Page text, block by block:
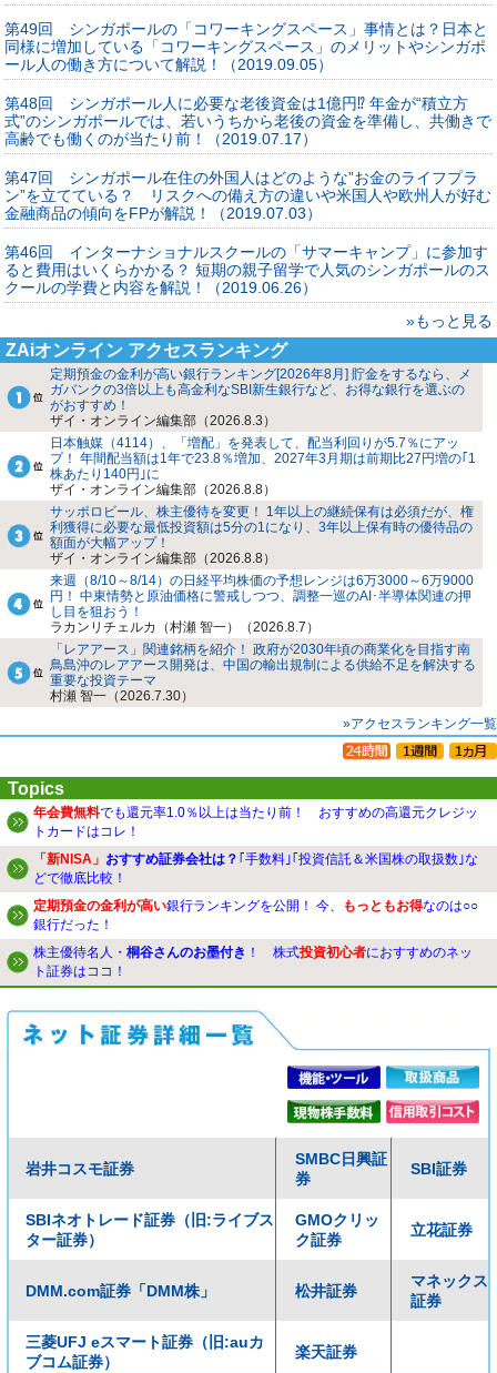
第49回 シンガポールの「コワーキングスペース」事情とは？日本と
同様に増加している「コワーキングスペース」のメリットやシンガポ
ール人の働き方について解説！（2019.09.05）
第48回 シンガポール人に必要な老後資金は1億円⁉ 年金が“積立方
式”のシンガポールでは、若いうちから老後の資金を準備し、共働きで
高齢でも働くのが当たり前！（2019.07.17）
第47回 シンガポール在住の外国人はどのような”お金のライフプラ
ン”を立てている？ リスクへの備え方の違いや米国人や欧州人が好む
金融商品の傾向をFPが解説！（2019.07.03）
第46回 インターナショナルスクールの「サマーキャンプ」に参加す
ると費用はいくらかかる？ 短期の親子留学で人気のシンガポールのス
クールの学費と内容を解説！（2019.06.26）
»もっと見る
ZAiオンライン アクセスランキング
定期預金の金利が高い銀行ランキング[2026年8月] 貯金をするなら、メ
ガバンクの3倍以上も高金利なSBI新生銀行など、お得な銀行を選ぶの
がおすすめ！
ザイ・オンライン編集部（2026.8.3）
日本触媒（4114）、「増配」を発表して、配当利回りが5.7％にアッ
プ！ 年間配当額は1年で23.8％増加、2027年3月期は前期比27円増の｢1
株あたり140円｣に
ザイ・オンライン編集部（2026.8.8）
サッポロビール、株主優待を変更！ 1年以上の継続保有は必須だが、権
利獲得に必要な最低投資額は5分の1になり、3年以上保有時の優待品の
額面が大幅アップ！
ザイ・オンライン編集部（2026.8.8）
来週（8/10～8/14）の日経平均株価の予想レンジは6万3000～6万9000
円！ 中東情勢と原油価格に警戒しつつ、調整一巡のAI･半導体関連の押
し目を狙おう！
ラカンリチェルカ（村瀬 智一）（2026.8.7）
「レアアース」関連銘柄を紹介！ 政府が2030年頃の商業化を目指す南
鳥島沖のレアアース開発は、中国の輸出規制による供給不足を解決する
重要な投資テーマ
村瀬 智一（2026.7.30）
»アクセスランキング一覧
Topics
年会費無料でも還元率1.0％以上は当たり前！ おすすめの高還元クレジッ
トカードはコレ！
「新NISA」 おすすめ証券会社は？ ｢手数料｣｢投資信託＆米国株の取扱数｣な
どで徹底比較！
定期預金の金利が高い銀行ランキングを公開！ 今、 もっともお得なのは○○
銀行だった！
株主優待名人・ 桐谷さんのお墨付き ！ 株式投資初心者におすすめのネッ
ト証券はココ！
岩井コスモ証券
SMBC日興証
券
SBI証券
SBIネオトレード証券（旧:ライブス
ター証券）
GMOクリッ
ク証券
立花証券
DMM.com証券「DMM株」 松井証券
マネックス
証券
三菱UFJ eスマート証券（旧:auカ
ブコム証券）
楽天証券